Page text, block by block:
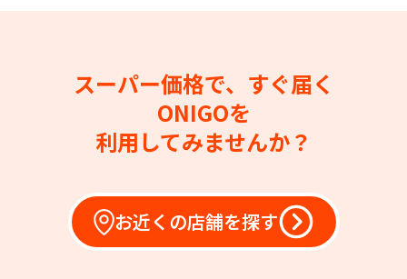
スーパー価格で、すぐ届く
ONIGOを
利用してみませんか？
お近くの店舗を探す